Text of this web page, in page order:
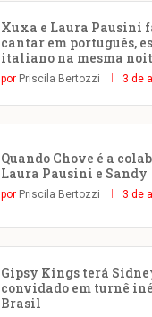
Xuxa e Laura Pausini
cantar em português,
italiano na mesma
por Priscila Bertozzi 3 de
Quando Chove é a
Laura Pausini e Sandy
por Priscila Bertozzi 3 de
Gipsy Kings terá
convidado em turnê
Brasil